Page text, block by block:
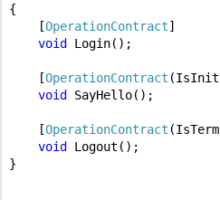
{
[OperationContract]
void
Login();
[OperationContract
void
SayHello();
[OperationContract
void
Logout();
}